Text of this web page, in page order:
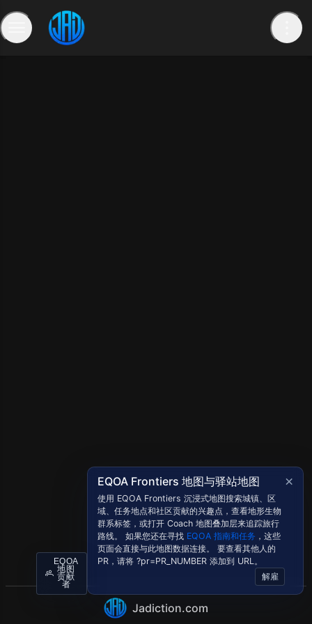
EQOA
地图
贡献
者
EQOA Frontiers 地图与驿站地图
使用 EQOA Frontiers 沉浸式地图搜索城镇、区
域、任务地点和社区贡献的兴趣点，查看地形生物
群系标签，或打开 Coach 地图叠加层来追踪旅行
路线。 如果您还在寻找 EQOA 指南和任务 ，这些
页面会直接与此地图数据连接。 要查看其他人的
PR，请将 ?pr=PR_NUMBER 添加到 URL。
解雇
×
Jadiction.com